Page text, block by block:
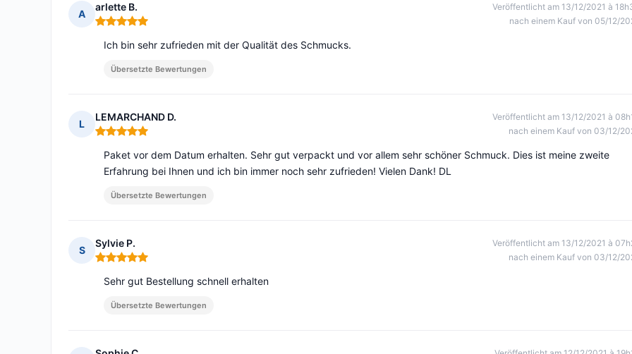
A
arlette B.
Hinweis: 5 von 5
Veröffentlicht am 13/12/2021 à
nach einem Kauf von 05/12/
Ich bin sehr zufrieden mit der Qualität des Schmucks.
Übersetzte Bewertungen
L
LEMARCHAND D.
Hinweis: 5 von 5
Veröffentlicht am 13/12/2021 à
nach einem Kauf von 03/12/
Paket vor dem Datum erhalten. Sehr gut verpackt und vor allem sehr schöner Schmuck. Dies ist meine zweite
Erfahrung bei Ihnen und ich bin immer noch sehr zufrieden! Vielen Dank! DL
Übersetzte Bewertungen
S
Sylvie P.
Hinweis: 5 von 5
Veröffentlicht am 13/12/2021 à
nach einem Kauf von 03/12/
Sehr gut Bestellung schnell erhalten
Übersetzte Bewertungen